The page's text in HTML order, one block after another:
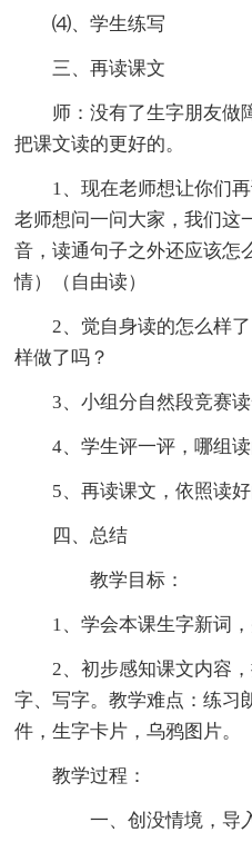
⑷、学生练写
三、再读课文
师：没有了生字朋友做
把课文读的更好的。
1、现在老师想让你们
老师想问一问大家，我们这
音，读通句子之外还应该怎
情）（自由读）
2、觉自身读的怎么样
样做了吗？
3、小组分自然段竞赛读
4、学生评一评，哪组
5、再读课文，依照读
四、总结
教学目标：
1、学会本课生字新词
2、初步感知课文内容
字、写字。教学难点：练习
件，生字卡片，乌鸦图片。
教学过程：
一、创没情境，导入